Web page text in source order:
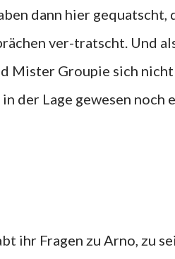
dann hier
ver-tratscht. Und
Mister Groupie sich
in der Lage gewesen noch